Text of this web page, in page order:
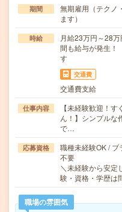
期間
無期雇用（テクノ
ます）
時給
月給23万円～28
間も給与が発生！
す
交通費
交通費支給
仕事内容
【未経験歓迎！
ん！】シンプルな
で…
応募資格
職種未経験OK / ブ
不要
＼未経験から安定
験・資格・学歴
職場の雰囲気